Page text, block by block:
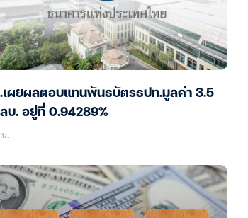
เผยผลตอบแทนพันธบัตรธปท.มูลค่า 3.5
บ. อยู่ที่ 0.94289%
.